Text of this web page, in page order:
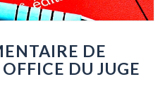
DE
DU JUGE